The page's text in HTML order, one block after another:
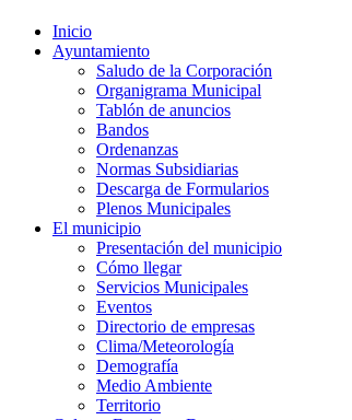
Inicio
Ayuntamiento
Saludo de la Corporación
Organigrama Municipal
Tablón de anuncios
Bandos
Ordenanzas
Normas Subsidiarias
Descarga de Formularios
Plenos Municipales
El municipio
Presentación del municipio
Cómo llegar
Servicios Municipales
Eventos
Directorio de empresas
Clima/Meteorología
Demografía
Medio Ambiente
Territorio